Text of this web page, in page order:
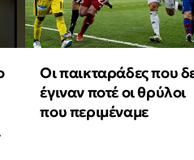
Οι παικταράδες που
έγιναν ποτέ οι θρύλοι
που περιμέναμε